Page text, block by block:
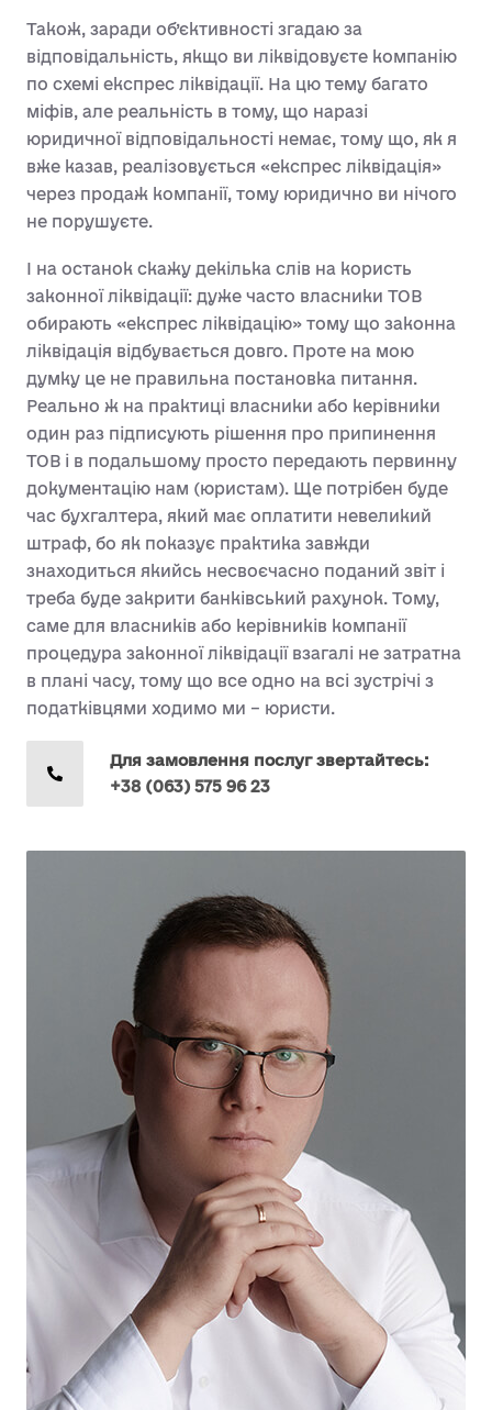
Також, заради об’єктивності згадаю за
відповідальність, якщо ви ліквідовуєте компанію
по схемі експрес ліквідації. На цю тему багато
міфів, але реальність в тому, що наразі
юридичної відповідальності немає, тому що, як я
вже казав, реалізовується «експрес ліквідація»
через продаж компанії, тому юридично ви нічого
не порушуєте.
І на останок скажу декілька слів на користь
законної ліквідації: дуже часто власники ТОВ
обирають «експрес ліквідацію» тому що законна
ліквідація відбувається довго. Проте на мою
думку це не правильна постановка питання.
Реально ж на практиці власники або керівники
один раз підписують рішення про припинення
ТОВ і в подальшому просто передають первинну
документацію нам (юристам). Ще потрібен буде
час бухгалтера, який має оплатити невеликий
штраф, бо як показує практика завжди
знаходиться якийсь несвоєчасно поданий звіт і
треба буде закрити банківський рахунок. Тому,
саме для власників або керівників компанії
процедура законної ліквідації взагалі не затратна
в плані часу, тому що все одно на всі зустрічі з
податківцями ходимо ми – юристи.
Для замовлення послуг звертайтесь:
+38 (063) 575 96 23